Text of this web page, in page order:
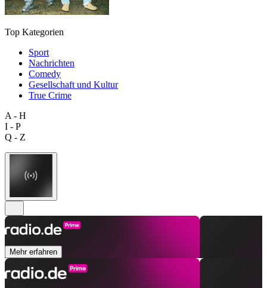
Top Kategorien
Sport
Nachrichten
Comedy
Gesellschaft und Kultur
True Crime
A - H
I - P
Q - Z
Mehr erfahren